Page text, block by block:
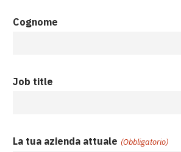
Cognome
Job title
La tua azienda attuale (Obbligatorio)